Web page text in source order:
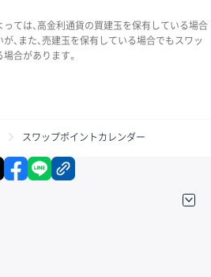
ては、高金利通貨の買建玉を保有している場合
、また、売建玉を保有している場合でもスワッ
合があります。
スワップポイントカレンダー
X facebook